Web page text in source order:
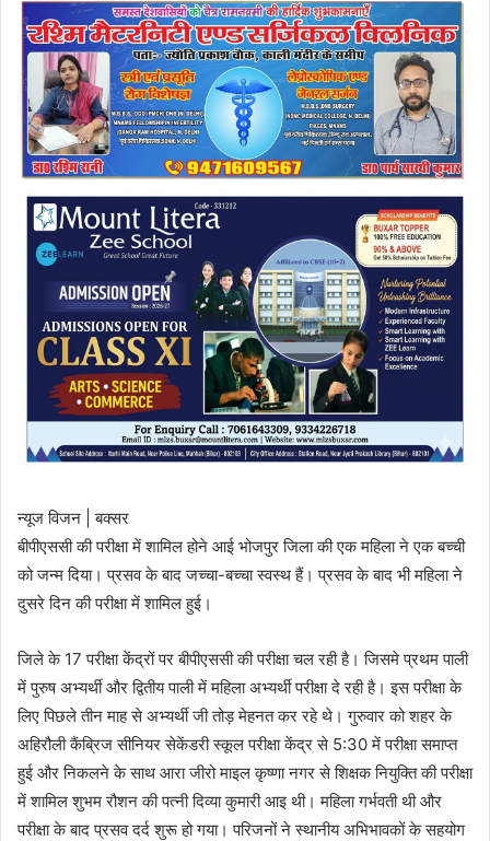
न्यूज विजन | बक्सर
बीपीएससी की परीक्षा में शामिल होने आई भोजपुर जिला की एक महिला ने एक बच्ची
को जन्म दिया। प्रसव के बाद जच्चा-बच्चा स्वस्थ हैं। प्रसव के बाद भी महिला ने
दुसरे दिन की परीक्षा में शामिल हुई।
जिले के 17 परीक्षा केंद्रों पर बीपीएससी की परीक्षा चल रही है। जिसमे प्रथम पाली
में पुरुष अभ्यर्थी और द्वितीय पाली में महिला अभ्यर्थी परीक्षा दे रही है। इस परीक्षा के
लिए पिछले तीन माह से अभ्यर्थी जी तोड़ मेहनत कर रहे थे। गुरुवार को शहर के
अहिरौली कैंब्रिज सीनियर सेकेंडरी स्कूल परीक्षा केंद्र से 5:30 में परीक्षा समाप्त
हुई और निकलने के साथ आरा जीरो माइल कृष्णा नगर से शिक्षक नियुक्ति की परीक्षा
में शामिल शुभम रौशन की पत्नी दिव्या कुमारी आइ थी। महिला गर्भवती थी और
परीक्षा के बाद प्रसव दर्द शुरू हो गया। परिजनों ने स्थानीय अभिभावकों के सहयोग